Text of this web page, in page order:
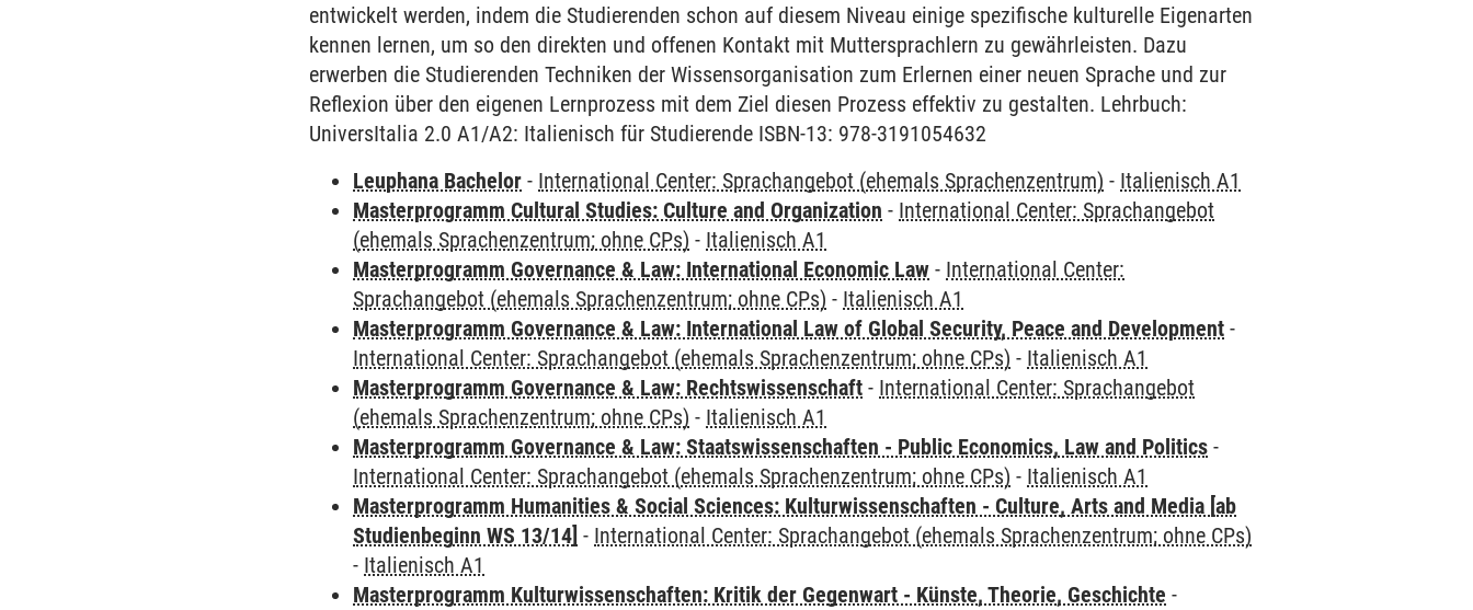
entwickelt werden, indem die Studierenden schon auf diesem Niveau einige spezifische kulturelle Eigenarten
kennen lernen, um so den direkten und offenen Kontakt mit Muttersprachlern zu gewährleisten. Dazu
erwerben die Studierenden Techniken der Wissensorganisation zum Erlernen einer neuen Sprache und zur
Reflexion über den eigenen Lernprozess mit dem Ziel diesen Prozess effektiv zu gestalten. Lehrbuch:
UniversItalia 2.0 A1/A2: Italienisch für Studierende ISBN-13: 978-3191054632
Leuphana Bachelor - International Center: Sprachangebot (ehemals Sprachenzentrum) - Italienisch A1
Masterprogramm Cultural Studies: Culture and Organization - International Center: Sprachangebot
(ehemals Sprachenzentrum; ohne CPs) - Italienisch A1
Masterprogramm Governance & Law: International Economic Law - International Center:
Sprachangebot (ehemals Sprachenzentrum; ohne CPs) - Italienisch A1
Masterprogramm Governance & Law: International Law of Global Security, Peace and Development -
International Center: Sprachangebot (ehemals Sprachenzentrum; ohne CPs) - Italienisch A1
Masterprogramm Governance & Law: Rechtswissenschaft - International Center: Sprachangebot
(ehemals Sprachenzentrum; ohne CPs) - Italienisch A1
Masterprogramm Governance & Law: Staatswissenschaften - Public Economics, Law and Politics -
International Center: Sprachangebot (ehemals Sprachenzentrum; ohne CPs) - Italienisch A1
Masterprogramm Humanities & Social Sciences: Kulturwissenschaften - Culture, Arts and Media [ab
Studienbeginn WS 13/14] - International Center: Sprachangebot (ehemals Sprachenzentrum; ohne CPs)
- Italienisch A1
Masterprogramm Kulturwissenschaften: Kritik der Gegenwart - Künste, Theorie, Geschichte -